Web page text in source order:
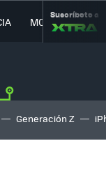
MOVILIDAD
Suscríbete a
Generación Z